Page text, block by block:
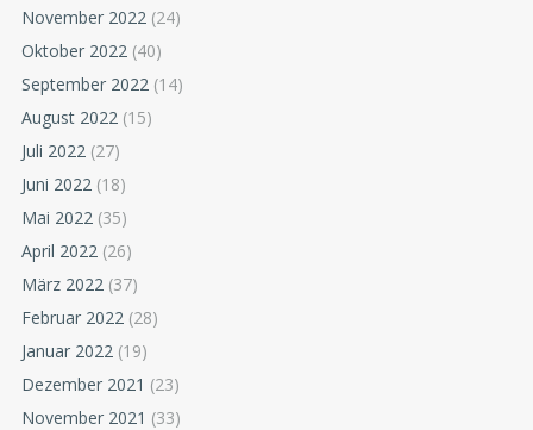
November 2022 (24)
Oktober 2022 (40)
September 2022 (14)
August 2022 (15)
Juli 2022 (27)
Juni 2022 (18)
Mai 2022 (35)
April 2022 (26)
März 2022 (37)
Februar 2022 (28)
Januar 2022 (19)
Dezember 2021 (23)
November 2021 (33)